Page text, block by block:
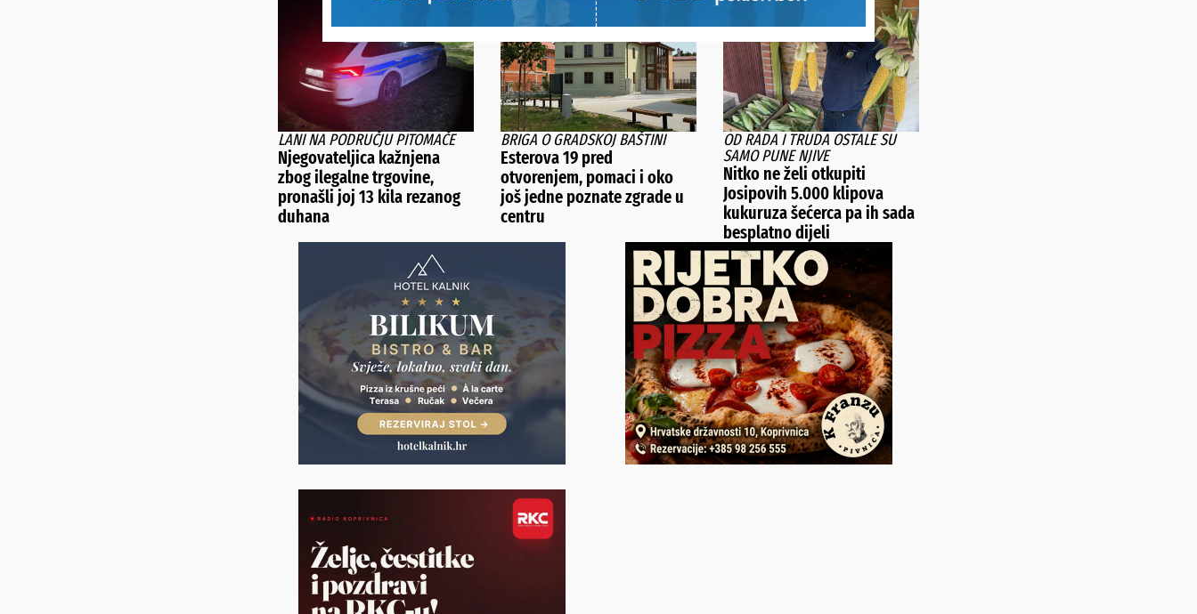
LANI NA PODRUČJU PITOMAČE
Njegovateljica kažnjena
zbog ilegalne trgovine,
pronašli joj 13 kila rezanog
duhana
BRIGA O GRADSKOJ BAŠTINI
Esterova 19 pred
otvorenjem, pomaci i oko
još jedne poznate zgrade u
centru
OD RADA I TRUDA OSTALE SU
SAMO PUNE NJIVE
Nitko ne želi otkupiti
Josipovih 5.000 klipova
kukuruza šećerca pa ih sada
besplatno dijeli